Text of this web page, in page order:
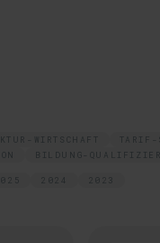
WIRTSCHAFT TARIF-
BILDUNG-
2025 2024 2023